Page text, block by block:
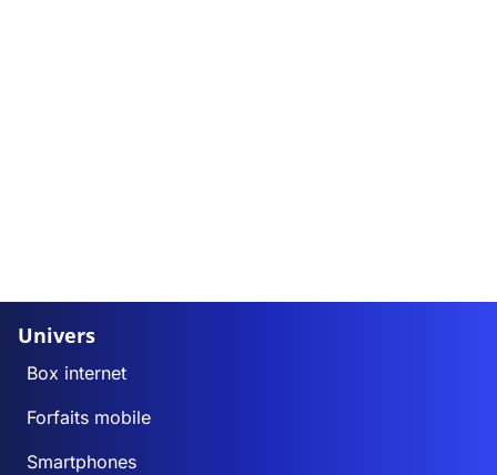
Univers
Box internet
Forfaits mobile
Smartphones